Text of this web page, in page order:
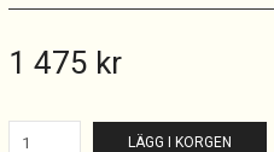
1 475 kr
LÄGG I KORGEN